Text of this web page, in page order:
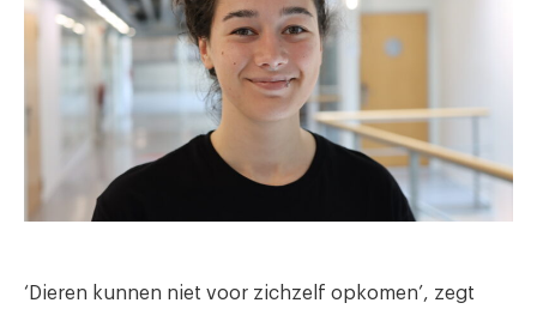
‘Dieren kunnen niet voor zichzelf opkomen’, zegt